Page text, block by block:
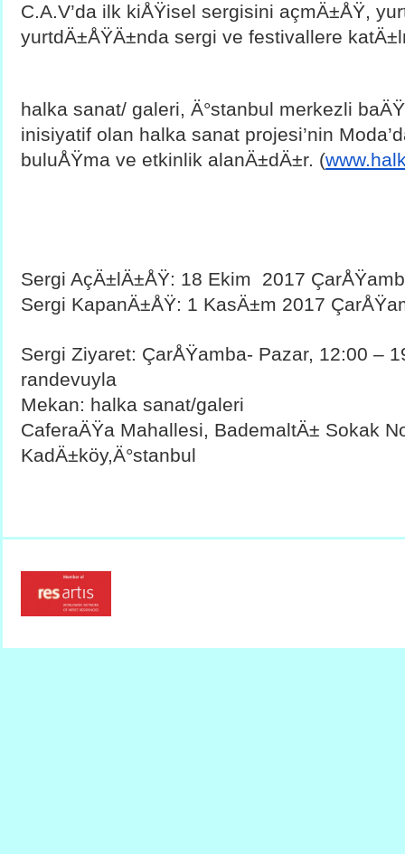
C.A.V’da ilk kiÅŸisel sergisini açmÄ±ÅŸ,
yurtdÄ±ÅŸÄ±nda sergi ve festivallere
halka sanat/ galeri, Ä°stanbul merkezli
inisiyatif olan halka sanat projesi’nin
buluÅŸma ve etkinlik alanÄ±dÄ±r. (
Sergi AçÄ±lÄ±ÅŸ: 18 Ekim  2017
Sergi KapanÄ±ÅŸ: 1 KasÄ±m 2017
Sergi Ziyaret: ÇarÅŸamba- Pazar, 12:00 –
randevuyla
Mekan: halka sanat/galeri
CaferaÄŸa Mahallesi, BademaltÄ± Sokak
KadÄ±köy,Ä°stanbul